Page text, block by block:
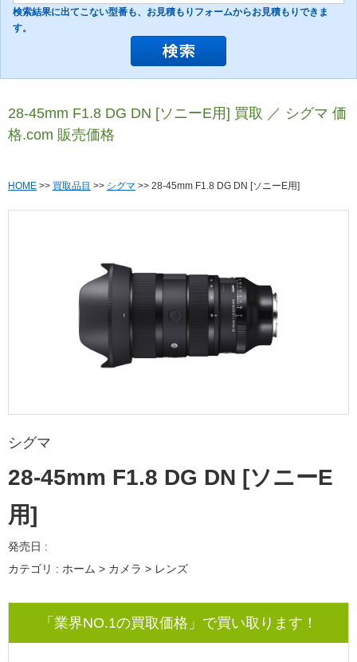
検索結果に出てこない型番も、お見積もりフォームからお見積もりできま
す。
28-45mm F1.8 DG DN [ソニーE用] 買取 ／ シグマ 価
格.com 販売価格
HOME >> 買取品目 >> シグマ >> 28-45mm F1.8 DG DN [ソニーE用]
シグマ
28-45mm F1.8 DG DN [ソニーE
用]
発売日 :
カテゴリ : ホーム > カメラ > レンズ
「業界NO.1の買取価格」で買い取ります！